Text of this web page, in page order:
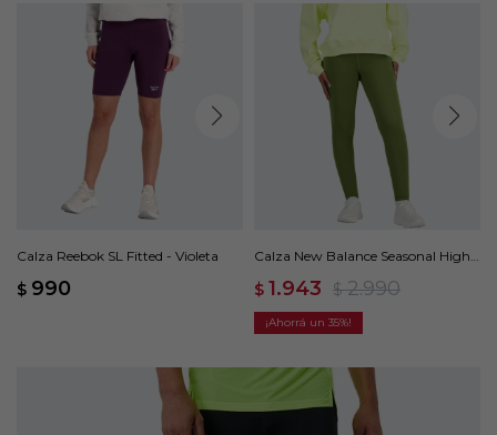
Calza Reebok SL Fitted - Violeta
$ 990
Calza New Balance Seasonal High
$ 1.943 $ 2.990
35